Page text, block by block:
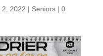
2, 2022 | Seniors| 0